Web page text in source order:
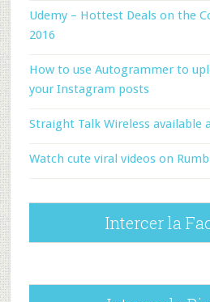
Udemy – Hottest Deals on the
2016
How to use Autogrammer to
your Instagram posts
Straight Talk Wireless available
Watch cute viral videos on
Intercer la